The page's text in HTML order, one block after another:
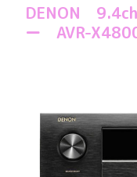
DENON
ー AVR-